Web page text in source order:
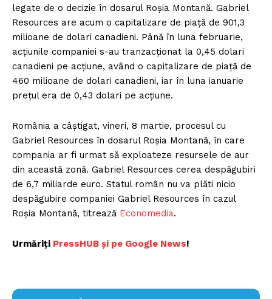
legate de o decizie în dosarul Roșia Montană. Gabriel
Resources are acum o capitalizare de piață de 901,3
milioane de dolari canadieni. Până în luna februarie,
acțiunile companiei s-au tranzacționat la 0,45 dolari
canadieni pe acțiune, având o capitalizare de piață de
460 milioane de dolari canadieni, iar în luna ianuarie
prețul era de 0,43 dolari pe acțiune.
România a câștigat, vineri, 8 martie, procesul cu
Gabriel Resources în dosarul Roșia Montană, în care
compania ar fi urmat să exploateze resursele de aur
din această zonă. Gabriel Resources cerea despăgubiri
de 6,7 miliarde euro. Statul român nu va plăti nicio
despăgubire companiei Gabriel Resources în cazul
Roșia Montană, titrează Economedia.
Urmăriți PressHUB și pe Google News!